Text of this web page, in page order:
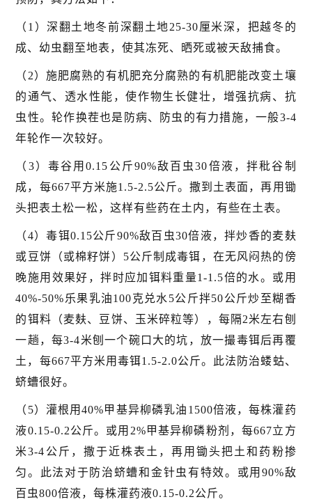
（1）深翻土地冬前深翻土地25-30厘米深，把越冬的
成、幼虫翻至地表，使其冻死、晒死或被天敌捕食。
（2）施肥腐熟的有机肥充分腐熟的有机肥能改变土壤
的通气、透水性能，使作物生长健壮，增强抗病、抗
虫性。轮作换茬也是防病、防虫的有力措施，一般3-4
年轮作一次较好。
（3）毒谷用0.15公斤90%敌百虫30倍液，拌秕谷制
成，每667平方米施1.5-2.5公斤。撒到土表面，再用锄
头把表土松一松，这样有些药在土内，有些在土表。
（4）毒铒0.15公斤90%敌百虫30倍液，拌炒香的麦麸
或豆饼（或棉籽饼）5公斤制成毒铒，在无风闷热的傍
晚施用效果好，拌时应加铒料重量1-1.5倍的水。或用
40%-50%乐果乳油100克兑水5公斤拌50公斤炒至糊香
的铒料（麦麸、豆饼、玉米碎粒等），每隔2米左右刨
一趟，每3-4米刨一个碗口大的坑，放一撮毒铒后再覆
土，每667平方米用毒铒1.5-2.0公斤。此法防治蝼蛄、
蛴螬很好。
（5）灌根用40%甲基异柳磷乳油1500倍液，每株灌药
液0.15-0.2公斤。或用2%甲基异柳磷粉剂，每667立方
米3-4公斤，撒于近株表土，再用锄头把土和药粉掺
匀。此法对于防治蛴螬和金针虫有特效。或用90%敌
百虫800倍液，每株灌药液0.15-0.2公斤。